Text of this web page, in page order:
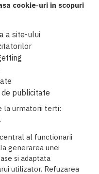
cookie-uri in scopuri
a site-ului
publicitate
la urmatorii terti:
al functionarii
generarea unei
si adaptata
utilizator. Refuzarea